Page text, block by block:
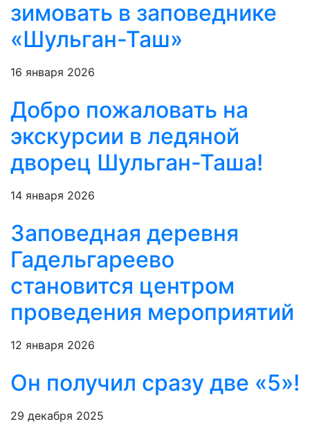
зимовать в заповеднике
«Шульган-Таш»
16 января 2026
Добро пожаловать на
экскурсии в ледяной
дворец Шульган-Таша!
14 января 2026
Заповедная деревня
Гадельгареево
становится центром
проведения мероприятий
12 января 2026
Он получил сразу две «5»!
29 декабря 2025